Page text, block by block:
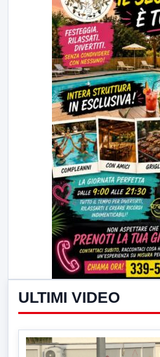
ULTIMI VIDEO